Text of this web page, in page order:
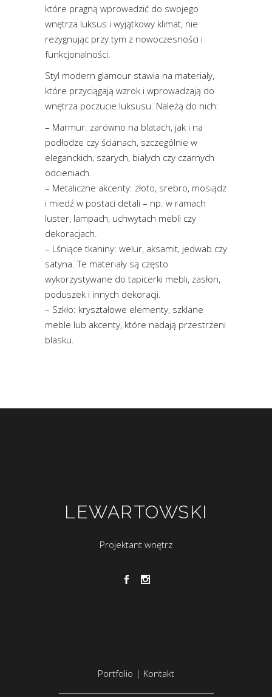
które pragną wprowadzić do swojego
wnętrza luksus i wyjątkowy klimat, nie
rezygnując przy tym z nowoczesności i
funkcjonalności.
Styl modern glamour stawia na materiały,
które przyciągają wzrok i wprowadzają do
wnętrza poczucie luksusu. Należą do nich:
– Marmur: zarówno na blatach, jak i na
podłodze czy ścianach, szczególnie w
eleganckich, szarych, białych czy czarnych
odcieniach.
– Metaliczne akcenty: złoto, srebro, mosiądz
i miedź w postaci detali – np. w ramach
luster, lampach, uchwytach mebli czy
dekoracjach.
– Lśniące tkaniny: welur, aksamit, jedwab czy
satyna. Te materiały są często
wykorzystywane do tapicerki mebli, zasłon,
poduszek i innych dekoracji.
– Szkło: kryształowe elementy, szklane
meble lub akcenty, które nadają przestrzeni
blasku.
LEWARTOWSKI
Projektant wnętrz
Portfolio | Kontakt